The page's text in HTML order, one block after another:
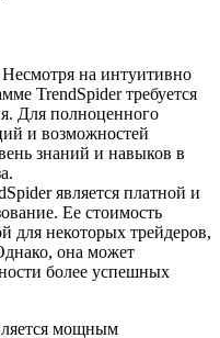
Несмотря на интуитивно
TrendSpider требуется
Для полноценного
и возможностей
знаний и навыков в
является платной и
Ее стоимость
для некоторых трейдеров,
она может
более успешных
мощным